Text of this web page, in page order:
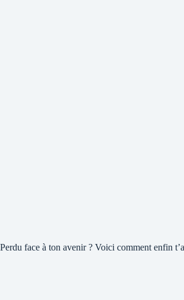
Perdu face à ton avenir ? Voici comment enfin